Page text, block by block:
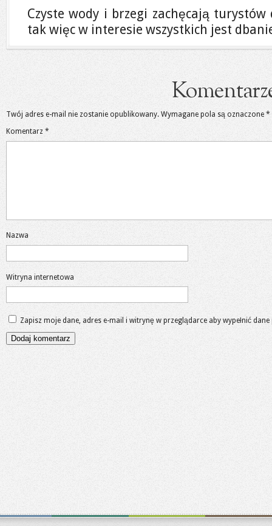
Czyste wody i brzegi zachęcają
tak więc w interesie wszystkich jest
Twój adres e-mail nie zostanie opublikowany. Wymagane pola są oznaczone *
Komentarz *
Nazwa
Witryna internetowa
Zapisz moje dane, adres e-mail i witrynę w przeglądarce aby wypełnić